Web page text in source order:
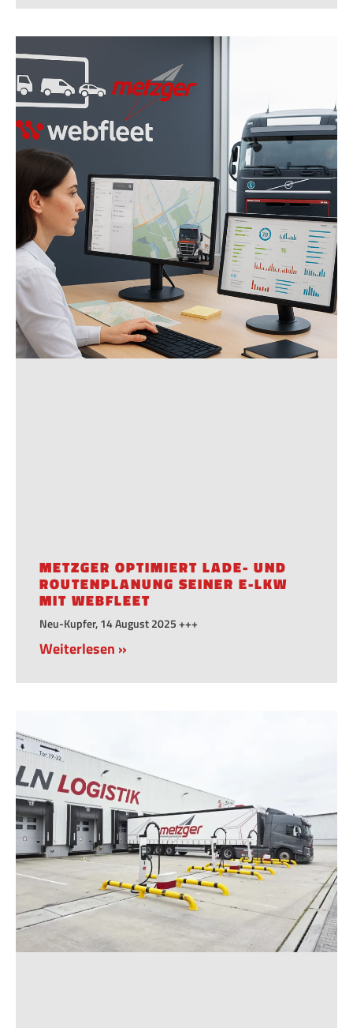
METZGER OPTIMIERT LADE- UND
ROUTENPLANUNG SEINER E-LKW
MIT WEBFLEET
Neu-Kupfer, 14 August 2025 +++
Weiterlesen »